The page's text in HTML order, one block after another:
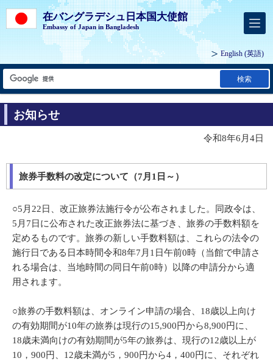
在バングラデシュ日本国大使館
Embassy of Japan in Bangladesh
English (英語)
検索
お知らせ
令和8年6月4日
旅券手数料の改定について（7月1日～）
○5月22日、改正旅券法施行令が公布されました。同政令は、
5月7日に公布された改正旅券法に基づき、旅券の手数料額を
定めるものです。旅券の新しい手数料額は、これらの法令の
施行日である日本時間令和8年7月1日午前0時（当館で申請さ
れる場合は、当地時間の同日午前0時）以降の申請分から適
用されます。
○旅券の手数料額は、オンライン申請の場合、18歳以上向け
の有効期間が10年の旅券は現行の15,900円から8,900円に、
18歳未満向けの有効期間が5年の旅券は、現行の12歳以上が
10，900円、12歳未満が5，900円から4，400円に、それぞれ